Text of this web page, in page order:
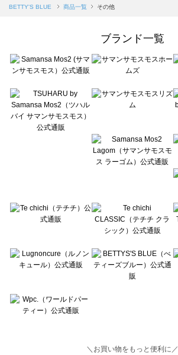
Samansa Mos2 blue（サマンサモスモス ブルー）の一覧
Te chichi（テチチ）の一覧
Te chichi CLASSIC（テチチ クラシック）の一覧
Lugnoncure（ルノンキュール）の一覧
BETTY'S BLUE（べティーズブルー）の一覧
Wpc.（ワールドパーティー）の一覧
BETTY'S BLUE 商品一覧 その他
ブランド一覧
＼お買い物をもっと便利に／